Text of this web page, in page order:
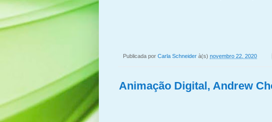
Publicada por Carla Schneider à(s) novembro 22, 2020
Animação Digital, Andrew